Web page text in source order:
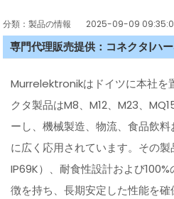
分類：製品の情報 2025-09-09
専門代理販売提供：コネクタ|ハ
Murrelektronikはドイツに本社を
クタ製品はM8、M12、M23、
ーし、機械製造、物流、食品飲
に広く応用されています。その
IP69K）、耐食性設計および
徴を持ち、長期安定した性能を